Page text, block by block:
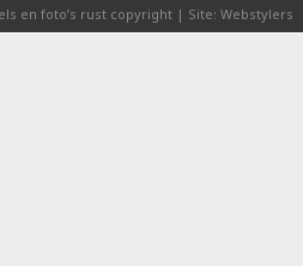
en foto’s rust copyright | Site: Webstylers